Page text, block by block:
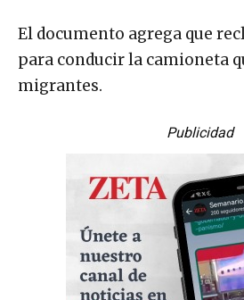
El documento agrega que
para conducir la camioneta
migrantes.
Publicidad